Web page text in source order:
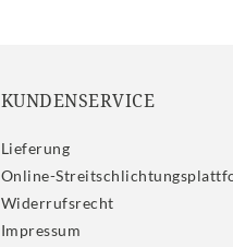
KUNDENSERVICE
Lieferung
Online-
Widerrufs­recht
Impressum